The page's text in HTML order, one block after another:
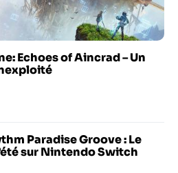
Echoes of Aincrad – Un
Paradise Groove : Le
sur Nintendo Switch